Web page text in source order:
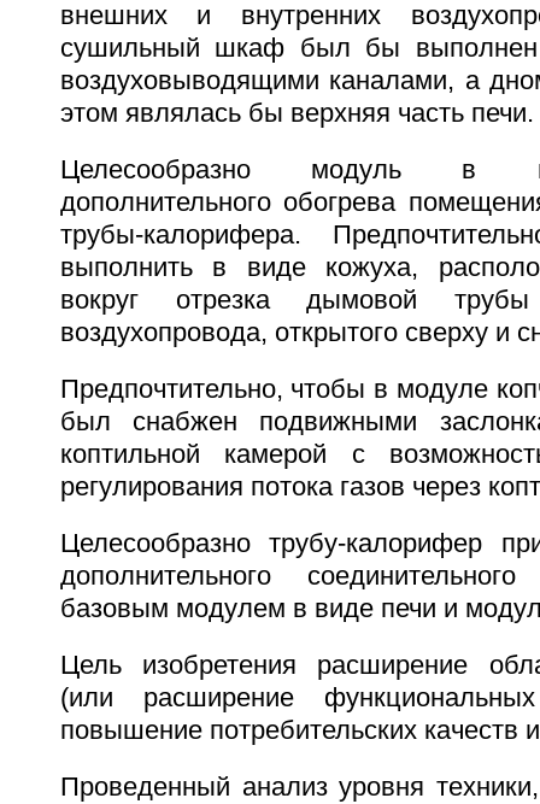
внешних и внутренних
сушильный шкаф был бы выполнен
воздуховыводящими каналами, а
этом являлась бы верхняя часть печи.
Целесообразно модуль в
дополнительного обогрева
трубы-калорифера.
выполнить в виде кожуха,
вокруг отрезка дымовой
воздухопровода, открытого сверху и
Предпочтительно, чтобы в модуле
был снабжен подвижными
коптильной камерой с
регулирования потока газов через
Целесообразно трубу-калорифер
дополнительного
базовым модулем в виде печи и
Цель изобретения расширение
(или расширение
повышение потребительских качеств
Проведенный анализ уровня